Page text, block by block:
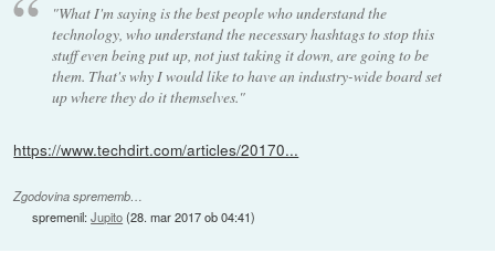
"What I'm saying is the best people who understand the
technology, who understand the necessary hashtags to stop this
stuff even being put up, not just taking it down, are going to be
them. That's why I would like to have an industry-wide board set
up where they do it themselves."
https://www.techdirt.com/articles/20170...
Zgodovina sprememb…
spremenil:Jupito(28. mar 2017 ob 04:41)